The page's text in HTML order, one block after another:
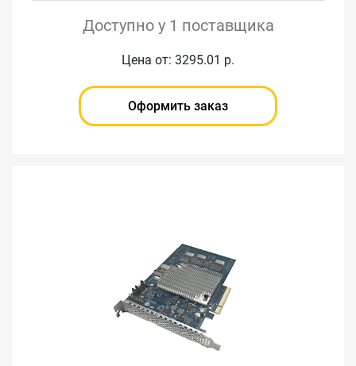
Доступно у 1 поставщика
Цена от: 3295.01 р.
Оформить заказ